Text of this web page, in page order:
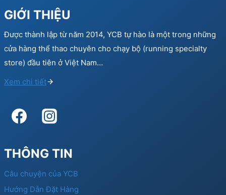
GIỚI THIỆU
Được thành lập từ năm 2014, YCB tự hào là một trong những
cửa hàng thể thao chuyên cho chạy bộ (running specialty
store) đầu tiên ở Việt Nam…
Xem chi tiết
THÔNG TIN
Câu chuyện của YCB
Hướng Dẫn Đặt Hàng